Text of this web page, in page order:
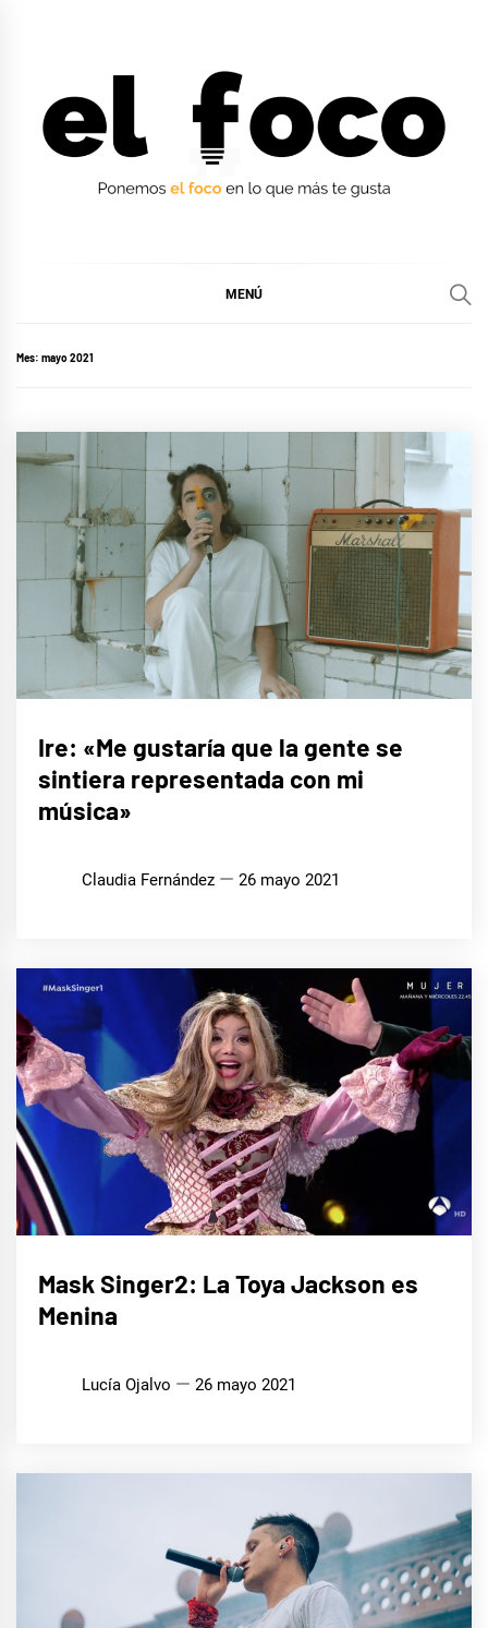
MENÚ
Mes: mayo 2021
Ire: «Me gustaría que la gente se
sintiera representada con mi
música»
Claudia Fernández 26 mayo 2021
SERIES
Y TV
Mask Singer2: La Toya Jackson es
Menina
Lucía Ojalvo 26 mayo 2021